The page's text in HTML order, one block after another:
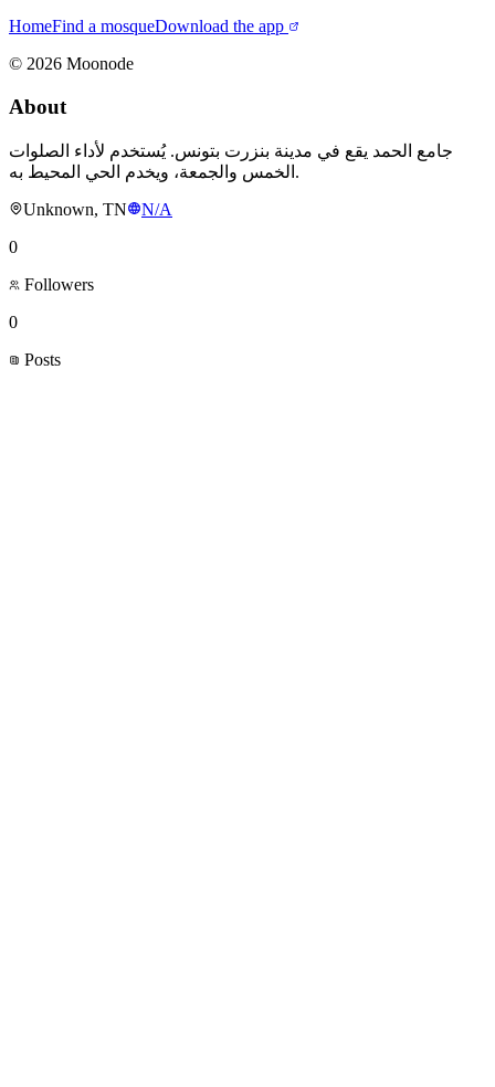
HomeFind a mosqueDownload the app
© 2026 Moonode
About
جامع الحمد يقع في مدينة بنزرت بتونس. يُستخدم لأداء الصلوات
الخمس والجمعة، ويخدم الحي المحيط به.
Unknown, TN
N/A
0
Followers
0
Posts